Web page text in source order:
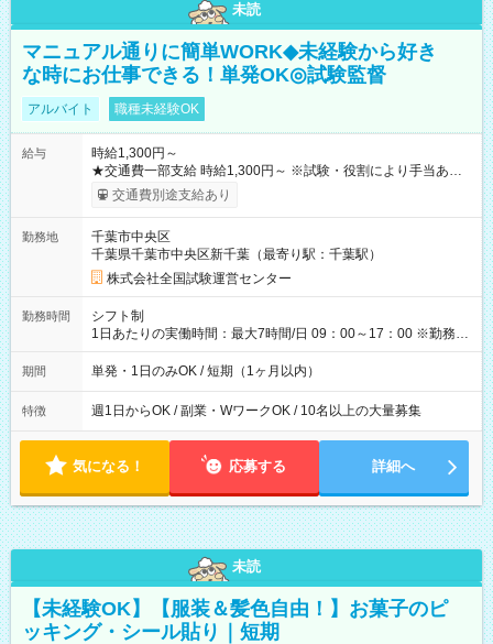
未読
マニュアル通りに簡単WORK◆未経験から好き
な時にお仕事できる！単発OK◎試験監督
アルバイト 職種未経験OK
給与
時給1,300円～
★交通費一部支給 時給1,300円～ ※試験・役割により手当あり
※勤務回数により昇給あり 【即給（前払い）オプションあ
り！】 希望される場合、勤務から1週間ほどで給与の一部を受け
例】 ・河合塾模擬試験 8:30～17:30（休憩1時間） 時給1,300円
×8時間＝日収10,400円＋交通費 ※当日の役割により時給＋100
円の場合あり ・国家試験 7:00～13:30（休憩なし） 時給1,300
円（役割手当＋100円）×6時間＝日収8,400円＋交通費 【試用期
間】試用期間なし
交通費別途支給あり
勤務地
千葉市中央区
千葉県千葉市中央区新千葉（最寄り駅：千葉駅）
株式会社全国試験運営センター
勤務時間
シフト制
1日あたりの実働時間：最大7時間/日 09：00～17：00 ※勤務時
間は 試験により異なります。
期間 単発・1日のみOK / 短期（1ヶ月以内）
特徴 週1日からOK / 副業・WワークOK / 10名以上の大量募集
気になる！ 応募する 詳細へ
未読
【未経験OK】【服装＆髪色自由！】お菓子のピ
ッキング・シール貼り｜短期